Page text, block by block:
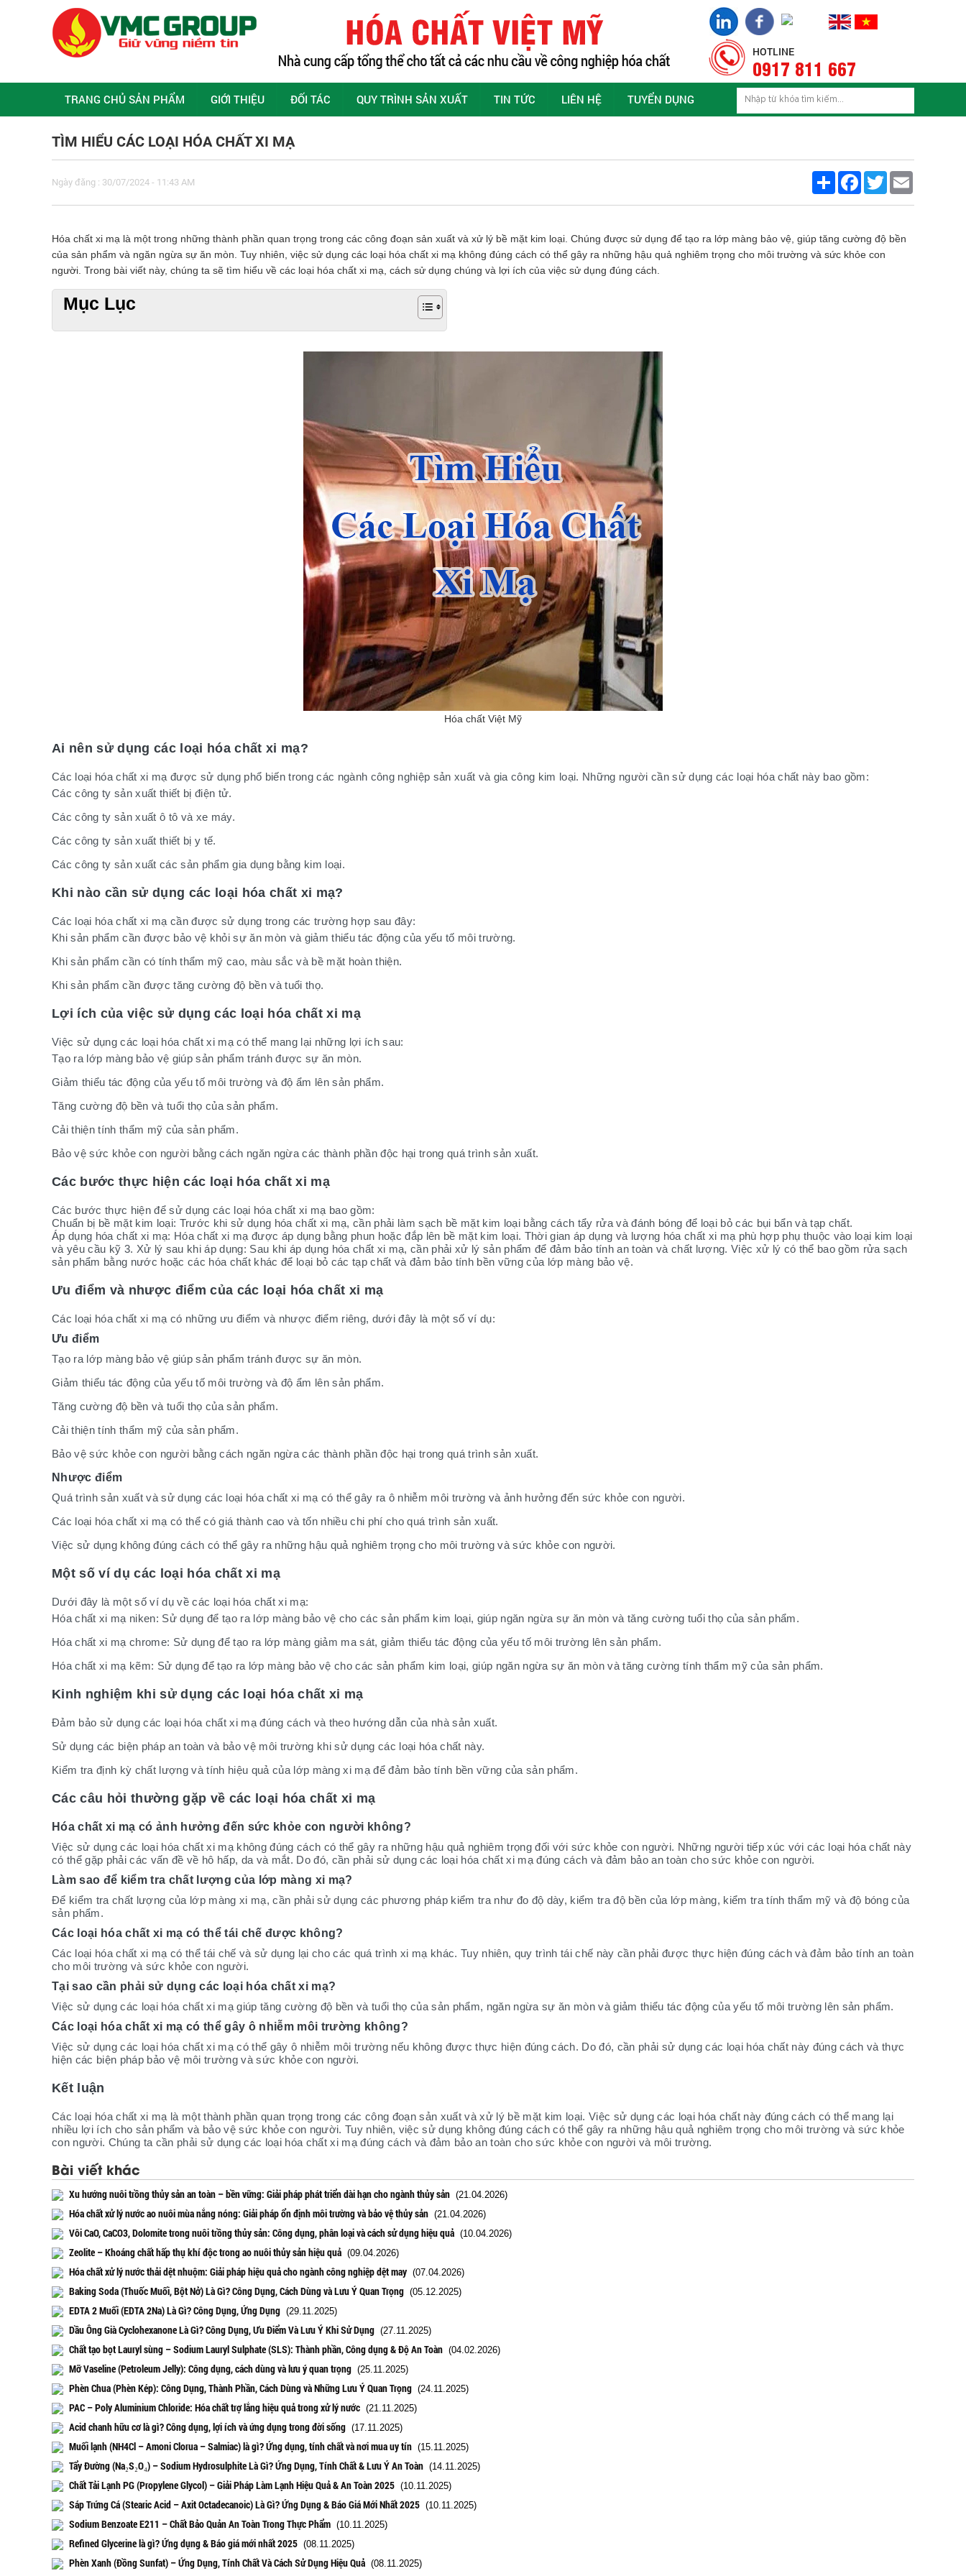
HOTLINE
0917 811 667
TRANG CHỦ SẢN PHẨM GIỚI THIỆU ĐỐI TÁC QUY TRÌNH SẢN XUẤT TIN TỨC LIÊN HỆ TUYỂN DỤNG
TÌM HIỂU CÁC LOẠI HÓA CHẤT XI MẠ
Ngày đăng : 30/07/2024 - 11:43 AM
Share FacebookTwitter
Hóa chất xi mạ là một trong những thành phần quan trọng trong các công đoạn sản xuất và xử lý bề mặt kim loại. Chúng được sử dụng để tạo ra lớp màng bảo vệ, giúp tăng cường độ bền
của sản phẩm và ngăn ngừa sự ăn mòn. Tuy nhiên, việc sử dụng các loại hóa chất xi mạ không đúng cách có thể gây ra những hậu quả nghiêm trọng cho môi trường và sức khỏe con
người. Trong bài viết này, chúng ta sẽ tìm hiểu về các loại hóa chất xi mạ, cách sử dụng chúng và lợi ích của việc sử dụng đúng cách.
Mục Lục
Hóa chất Việt Mỹ
Ai nên sử dụng các loại hóa chất xi mạ?
Các loại hóa chất xi mạ được sử dụng phổ biến trong các ngành công nghiệp sản xuất và gia công kim loại. Những người cần sử dụng các loại hóa chất này bao gồm:
Các công ty sản xuất thiết bị điện tử.
Các công ty sản xuất ô tô và xe máy.
Các công ty sản xuất thiết bị y tế.
Các công ty sản xuất các sản phẩm gia dụng bằng kim loại.
Khi nào cần sử dụng các loại hóa chất xi mạ?
Các loại hóa chất xi mạ cần được sử dụng trong các trường hợp sau đây:
Khi sản phẩm cần được bảo vệ khỏi sự ăn mòn và giảm thiểu tác động của yếu tố môi trường.
Khi sản phẩm cần có tính thẩm mỹ cao, màu sắc và bề mặt hoàn thiện.
Khi sản phẩm cần được tăng cường độ bền và tuổi thọ.
Lợi ích của việc sử dụng các loại hóa chất xi mạ
Việc sử dụng các loại hóa chất xi mạ có thể mang lại những lợi ích sau:
Tạo ra lớp màng bảo vệ giúp sản phẩm tránh được sự ăn mòn.
Giảm thiểu tác động của yếu tố môi trường và độ ẩm lên sản phẩm.
Tăng cường độ bền và tuổi thọ của sản phẩm.
Cải thiện tính thẩm mỹ của sản phẩm.
Bảo vệ sức khỏe con người bằng cách ngăn ngừa các thành phần độc hại trong quá trình sản xuất.
Các bước thực hiện các loại hóa chất xi mạ
Các bước thực hiện để sử dụng các loại hóa chất xi mạ bao gồm:
Chuẩn bị bề mặt kim loại: Trước khi sử dụng hóa chất xi mạ, cần phải làm sạch bề mặt kim loại bằng cách tẩy rửa và đánh bóng để loại bỏ các bụi bẩn và tạp chất.
Áp dụng hóa chất xi mạ: Hóa chất xi mạ được áp dụng bằng phun hoặc đắp lên bề mặt kim loại. Thời gian áp dụng và lượng hóa chất xi mạ phù hợp phụ thuộc vào loại kim loại
và yêu cầu kỹ 3. Xử lý sau khi áp dụng: Sau khi áp dụng hóa chất xi mạ, cần phải xử lý sản phẩm để đảm bảo tính an toàn và chất lượng. Việc xử lý có thể bao gồm rửa sạch
sản phẩm bằng nước hoặc các hóa chất khác để loại bỏ các tạp chất và đảm bảo tính bền vững của lớp màng bảo vệ.
Ưu điểm và nhược điểm của các loại hóa chất xi mạ
Các loại hóa chất xi mạ có những ưu điểm và nhược điểm riêng, dưới đây là một số ví dụ:
Ưu điểm
Tạo ra lớp màng bảo vệ giúp sản phẩm tránh được sự ăn mòn.
Giảm thiểu tác động của yếu tố môi trường và độ ẩm lên sản phẩm.
Tăng cường độ bền và tuổi thọ của sản phẩm.
Cải thiện tính thẩm mỹ của sản phẩm.
Bảo vệ sức khỏe con người bằng cách ngăn ngừa các thành phần độc hại trong quá trình sản xuất.
Nhược điểm
Quá trình sản xuất và sử dụng các loại hóa chất xi mạ có thể gây ra ô nhiễm môi trường và ảnh hưởng đến sức khỏe con người.
Các loại hóa chất xi mạ có thể có giá thành cao và tốn nhiều chi phí cho quá trình sản xuất.
Việc sử dụng không đúng cách có thể gây ra những hậu quả nghiêm trọng cho môi trường và sức khỏe con người.
Một số ví dụ các loại hóa chất xi mạ
Dưới đây là một số ví dụ về các loại hóa chất xi mạ:
Hóa chất xi mạ niken: Sử dụng để tạo ra lớp màng bảo vệ cho các sản phẩm kim loại, giúp ngăn ngừa sự ăn mòn và tăng cường tuổi thọ của sản phẩm.
Hóa chất xi mạ chrome: Sử dụng để tạo ra lớp màng giảm ma sát, giảm thiểu tác động của yếu tố môi trường lên sản phẩm.
Hóa chất xi mạ kẽm: Sử dụng để tạo ra lớp màng bảo vệ cho các sản phẩm kim loại, giúp ngăn ngừa sự ăn mòn và tăng cường tính thẩm mỹ của sản phẩm.
Kinh nghiệm khi sử dụng các loại hóa chất xi mạ
Đảm bảo sử dụng các loại hóa chất xi mạ đúng cách và theo hướng dẫn của nhà sản xuất.
Sử dụng các biện pháp an toàn và bảo vệ môi trường khi sử dụng các loại hóa chất này.
Kiểm tra định kỳ chất lượng và tính hiệu quả của lớp màng xi mạ để đảm bảo tính bền vững của sản phẩm.
Các câu hỏi thường gặp về các loại hóa chất xi mạ
Hóa chất xi mạ có ảnh hưởng đến sức khỏe con người không?
Việc sử dụng các loại hóa chất xi mạ không đúng cách có thể gây ra những hậu quả nghiêm trọng đối với sức khỏe con người. Những người tiếp xúc với các loại hóa chất này
có thể gặp phải các vấn đề về hô hấp, da và mắt. Do đó, cần phải sử dụng các loại hóa chất xi mạ đúng cách và đảm bảo an toàn cho sức khỏe con người.
Làm sao để kiểm tra chất lượng của lớp màng xi mạ?
Để kiểm tra chất lượng của lớp màng xi mạ, cần phải sử dụng các phương pháp kiểm tra như đo độ dày, kiểm tra độ bền của lớp màng, kiểm tra tính thẩm mỹ và độ bóng của
sản phẩm.
Các loại hóa chất xi mạ có thể tái chế được không?
Các loại hóa chất xi mạ có thể tái chế và sử dụng lại cho các quá trình xi mạ khác. Tuy nhiên, quy trình tái chế này cần phải được thực hiện đúng cách và đảm bảo tính an toàn
cho môi trường và sức khỏe con người.
Tại sao cần phải sử dụng các loại hóa chất xi mạ?
Việc sử dụng các loại hóa chất xi mạ giúp tăng cường độ bền và tuổi thọ của sản phẩm, ngăn ngừa sự ăn mòn và giảm thiểu tác động của yếu tố môi trường lên sản phẩm.
Các loại hóa chất xi mạ có thể gây ô nhiễm môi trường không?
Việc sử dụng các loại hóa chất xi mạ có thể gây ô nhiễm môi trường nếu không được thực hiện đúng cách. Do đó, cần phải sử dụng các loại hóa chất này đúng cách và thực
hiện các biện pháp bảo vệ môi trường và sức khỏe con người.
Kết luận
Các loại hóa chất xi mạ là một thành phần quan trọng trong các công đoạn sản xuất và xử lý bề mặt kim loại. Việc sử dụng các loại hóa chất này đúng cách có thể mang lại
nhiều lợi ích cho sản phẩm và bảo vệ sức khỏe con người. Tuy nhiên, việc sử dụng không đúng cách có thể gây ra những hậu quả nghiêm trọng cho môi trường và sức khỏe
con người. Chúng ta cần phải sử dụng các loại hóa chất xi mạ đúng cách và đảm bảo an toàn cho sức khỏe con người và môi trường.
Bài viết khác
Xu hướng nuôi trồng thủy sản an toàn – bền vững: Giải pháp phát triển dài hạn cho ngành thủy sản (21.04.2026)
Hóa chất xử lý nước ao nuôi mùa nắng nóng: Giải pháp ổn định môi trường và bảo vệ thủy sản (21.04.2026)
Vôi CaO, CaCO3, Dolomite trong nuôi trồng thủy sản: Công dụng, phân loại và cách sử dụng hiệu quả (10.04.2026)
Zeolite – Khoáng chất hấp thụ khí độc trong ao nuôi thủy sản hiệu quả (09.04.2026)
Hóa chất xử lý nước thải dệt nhuộm: Giải pháp hiệu quả cho ngành công nghiệp dệt may (07.04.2026)
Baking Soda (Thuốc Muối, Bột Nở) Là Gì? Công Dụng, Cách Dùng và Lưu Ý Quan Trọng (05.12.2025)
EDTA 2 Muối (EDTA 2Na) Là Gì? Công Dụng, Ứng Dụng (29.11.2025)
Dầu Ông Già Cyclohexanone Là Gì? Công Dụng, Ưu Điểm Và Lưu Ý Khi Sử Dụng (27.11.2025)
Chất tạo bọt Lauryl sùng – Sodium Lauryl Sulphate (SLS): Thành phần, Công dụng & Độ An Toàn (04.02.2026)
Mỡ Vaseline (Petroleum Jelly): Công dụng, cách dùng và lưu ý quan trọng (25.11.2025)
Phèn Chua (Phèn Kép): Công Dụng, Thành Phần, Cách Dùng và Những Lưu Ý Quan Trọng (24.11.2025)
PAC – Poly Aluminium Chloride: Hóa chất trợ lắng hiệu quả trong xử lý nước (21.11.2025)
Acid chanh hữu cơ là gì? Công dụng, lợi ích và ứng dụng trong đời sống (17.11.2025)
Muối lạnh (NH4Cl – Amoni Clorua – Salmiac) là gì? Ứng dụng, tính chất và nơi mua uy tín (15.11.2025)
Tẩy Đường (Na₂S₂O₄) – Sodium Hydrosulphite Là Gì? Ứng Dụng, Tính Chất & Lưu Ý An Toàn (14.11.2025)
Chất Tải Lạnh PG (Propylene Glycol) – Giải Pháp Làm Lạnh Hiệu Quả & An Toàn 2025 (10.11.2025)
Sáp Trứng Cá (Stearic Acid – Axit Octadecanoic) Là Gì? Ứng Dụng & Báo Giá Mới Nhất 2025 (10.11.2025)
Sodium Benzoate E211 – Chất Bảo Quản An Toàn Trong Thực Phẩm (10.11.2025)
Refined Glycerine là gì? Ứng dụng & Báo giá mới nhất 2025 (08.11.2025)
Phèn Xanh (Đồng Sunfat) – Ứng Dụng, Tính Chất Và Cách Sử Dụng Hiệu Quả (08.11.2025)